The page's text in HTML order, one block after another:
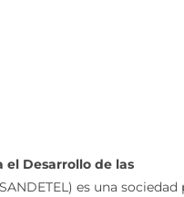
el Desarrollo de las
es una sociedad